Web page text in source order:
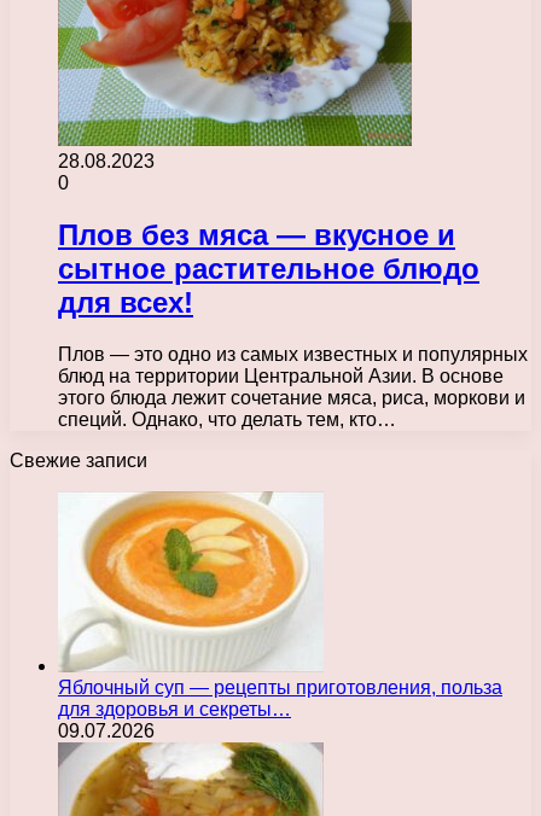
28.08.2023
0
Плов без мяса — вкусное и
сытное растительное блюдо
для всех!
Плов — это одно из самых известных и популярных
блюд на территории Центральной Азии. В основе
этого блюда лежит сочетание мяса, риса, моркови и
специй. Однако, что делать тем, кто…
Свежие записи
Яблочный суп — рецепты приготовления, польза
для здоровья и секреты…
09.07.2026